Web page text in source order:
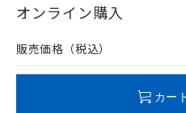
在庫等で未対応品が混在する
問い合わせください。
オンライン購入
販売価格（税込）
カー